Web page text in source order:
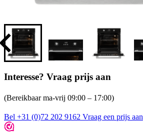
Interesse? Vraag prijs aan
(Bereikbaar ma-vrij 09:00 – 17:00)
Bel +31 (0)72 202 9162 Vraag een prijs aan